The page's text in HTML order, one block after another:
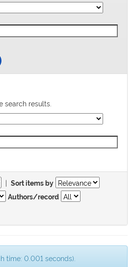
search results.
| Sort items by
Authors/record
time: 0.001 seconds).